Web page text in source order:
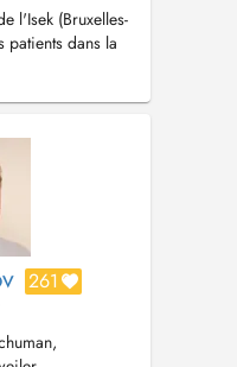
l'Isek (Bruxelles-
patients dans la
dans leur
: - Ortho /
: Trigger
261